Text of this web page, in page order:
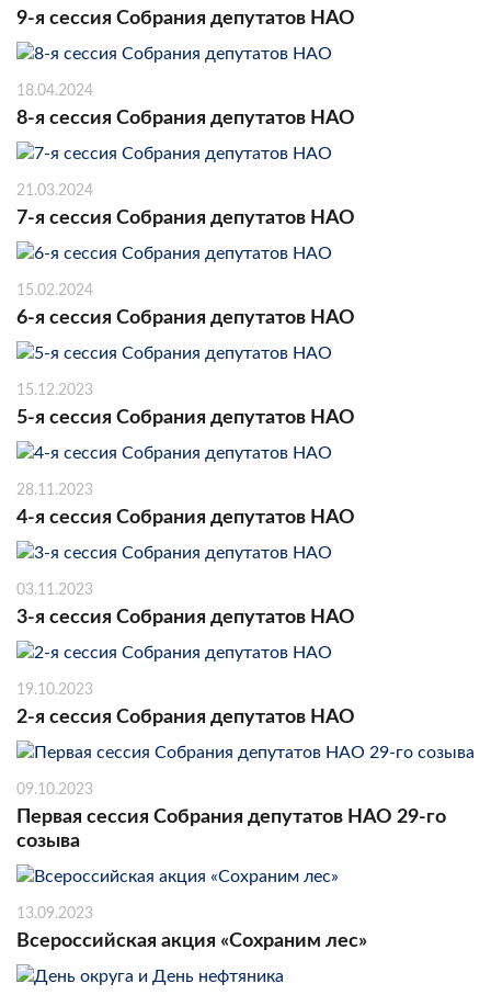
9-я сессия Собрания депутатов НАО
18.04.2024
8-я сессия Собрания депутатов НАО
21.03.2024
7-я сессия Собрания депутатов НАО
15.02.2024
6-я сессия Собрания депутатов НАО
15.12.2023
5-я сессия Собрания депутатов НАО
28.11.2023
4-я сессия Собрания депутатов НАО
03.11.2023
3-я сессия Собрания депутатов НАО
19.10.2023
2-я сессия Собрания депутатов НАО
09.10.2023
Первая сессия Собрания депутатов НАО 29-го
созыва
13.09.2023
Всероссийская акция «Сохраним лес»